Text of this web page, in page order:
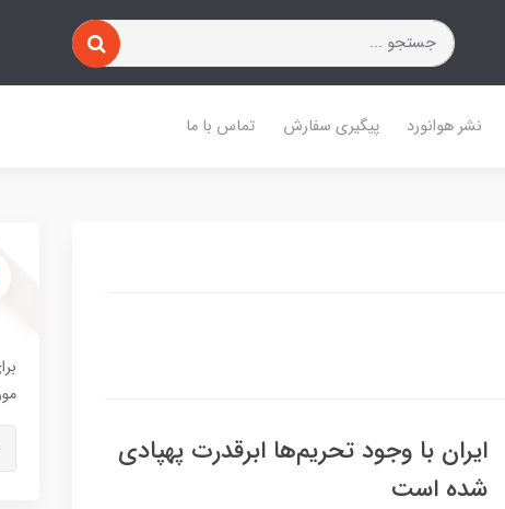
نشر هوانورد پیگیری سفارش تماس با ما
ایران با وجود تحریم‌ها ابرقدرت پهپادی
شده است